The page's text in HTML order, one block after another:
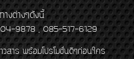
งต่างๆดังนี้
9878 , 085-517-6129
วสาร พร้อมโปรโมชั่นดีๆก่อนใคร